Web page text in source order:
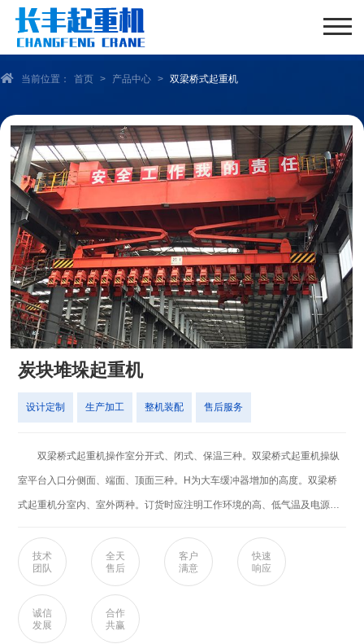
当前位置： 首页 > 产品中心 > 双梁桥式起重机
炭块堆垛起重机
设计定制 生产加工 整机装配 售后服务
双梁桥式起重机操作室分开式、闭式、保温三种。双梁桥式起重机操纵
室平台入口分侧面、端面、顶面三种。H为大车缓冲器增加的高度。双梁桥
式起重机分室内、室外两种。订货时应注明工作环境的高、低气温及电源种
了使用过程中的安全性。 简介 1.双梁桥式起重机操作室分开式、闭
式、保温三种。 2.双梁桥式起重机操纵室平台入口分侧面、端面、顶面
三种。 3.H为大车缓冲器增加的高度。 4.双梁桥式起重机分室内、室
内两种。订货时应注明工作环境的高、低气温及电源种类等技术要求。
技术
团队
全天
售后
客户
满意
快速
响应
诚信
发展
合作
共赢